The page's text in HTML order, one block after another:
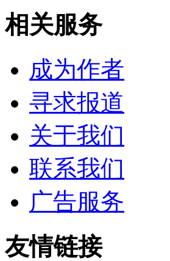
相关服务
成为作者
寻求报道
关于我们
联系我们
广告服务
友情链接